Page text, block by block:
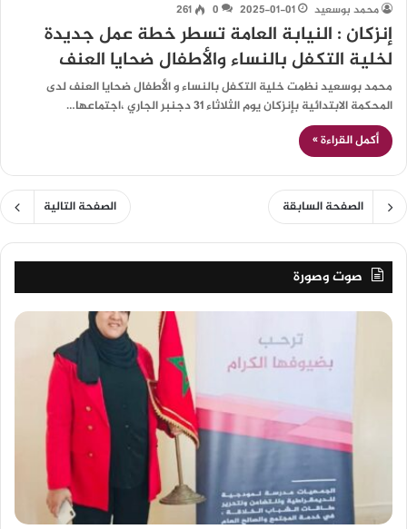
محمد بوسعيد 2025-01-01
0
261
إنزكان : النيابة العامة تسطر خطة عمل جديدة
لخلية التكفل بالنساء والأطفال ضحايا العنف
محمد بوسعيد نظمت خلية التكفل بالنساء و الأطفال ضحايا العنف لدى
المحكمة الابتدائية بإنزكان يوم الثلاثاء 31 دجنبر الجاري ،اجتماعها…
أكمل القراءة »
الصفحة السابقة الصفحة التالية
صوت وصورة